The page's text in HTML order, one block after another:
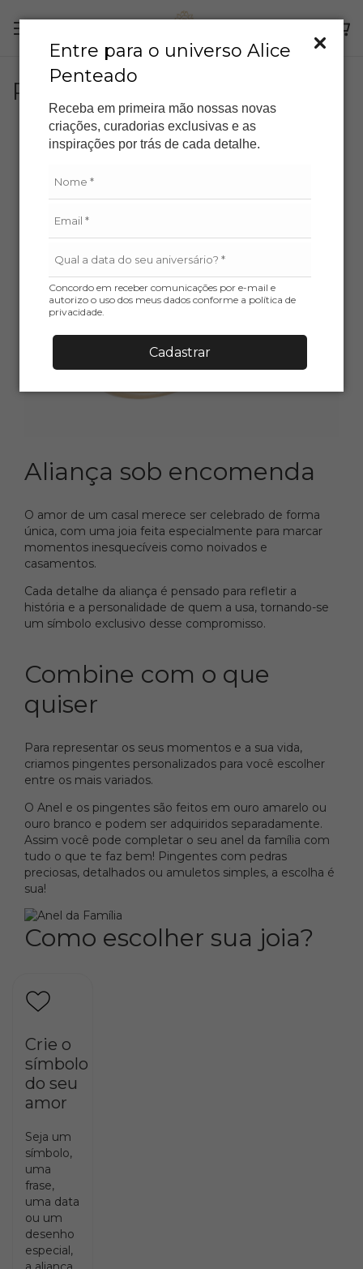
Entre para o universo Alice
Penteado
Receba em primeira mão nossas novas
criações, curadorias exclusivas e as
inspirações por trás de cada detalhe.
Concordo em receber comunicações por e-mail e
autorizo o uso dos meus dados conforme a política de
privacidade.
Cadastrar
Personalize sua aliança
Aliança sob encomenda
O amor de um casal merece ser celebrado de forma
única, com uma joia feita especialmente para marcar
momentos inesquecíveis como noivados e
casamentos.
Cada detalhe da aliança é pensado para refletir a
história e a personalidade de quem a usa, tornando-se
um símbolo exclusivo desse compromisso.
Combine com o que
quiser
Para representar os seus momentos e a sua vida,
criamos pingentes personalizados para você escolher
entre os mais variados.
O Anel e os pingentes são feitos em ouro amarelo ou
ouro branco e podem ser adquiridos separadamente.
Assim você pode completar o seu anel da família com
tudo o que te faz bem! Pingentes com pedras
preciosas, detalhados ou amuletos simples, a escolha é
sua!
Como escolher sua joia?
Crie o
símbolo
do seu
amor
Seja um
símbolo,
uma
frase,
uma data
ou um
desenho
especial,